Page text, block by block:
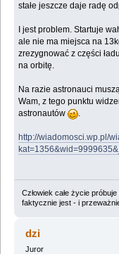
stałe jeszcze daje radę
I jest problem. Startuje
ale nie ma miejsca na
zrezygnować z części
na orbitę.
Na razie astronauci
Wam, z tego punktu
astronautów
.
http://wiadomosci.wp.pl/
Człowiek całe życie
faktycznie jest - i
dzi
Juror